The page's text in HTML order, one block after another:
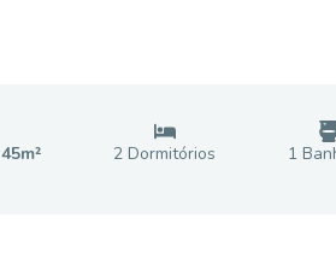
45m² 2 Dormitórios 1